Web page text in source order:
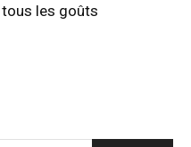
les goûts